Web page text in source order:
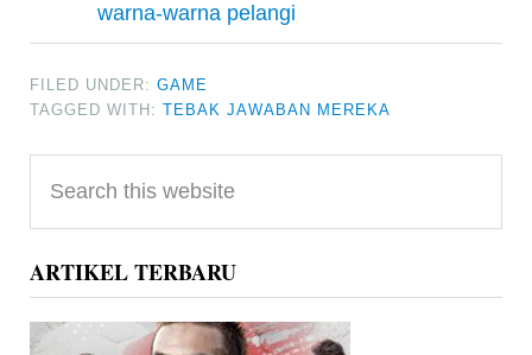
warna-warna pelangi
FILED UNDER:GAME
TAGGED WITH:TEBAK JAWABAN MEREKA
Primary
Sidebar
this
website
ARTIKEL TERBARU